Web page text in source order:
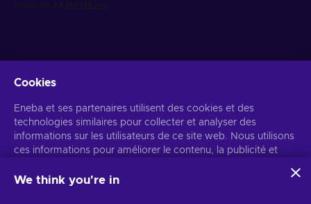
S’abonner
Vous pouvez vous désabonner à tout moment. Consultez l'avis de
Cookies
Eneba et ses partenaires utilisent des cookies et des
technologies similaires pour collecter et analyser des
informations sur les utilisateurs de ce site web. Nous utilisons
ces informations pour améliorer le contenu, la publicité et
également être utilisées pour personnaliser les annonces.
We think you're in